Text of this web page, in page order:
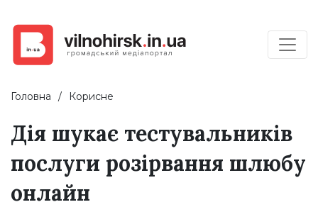
Головна Корисне
Дія шукає тестувальників
послуги розірвання шлюбу
онлайн